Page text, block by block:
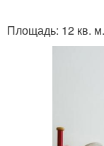
Площадь: 12 кв. м.